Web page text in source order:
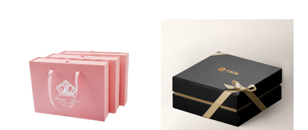
бизнеса
коробка YSPBOX-1258